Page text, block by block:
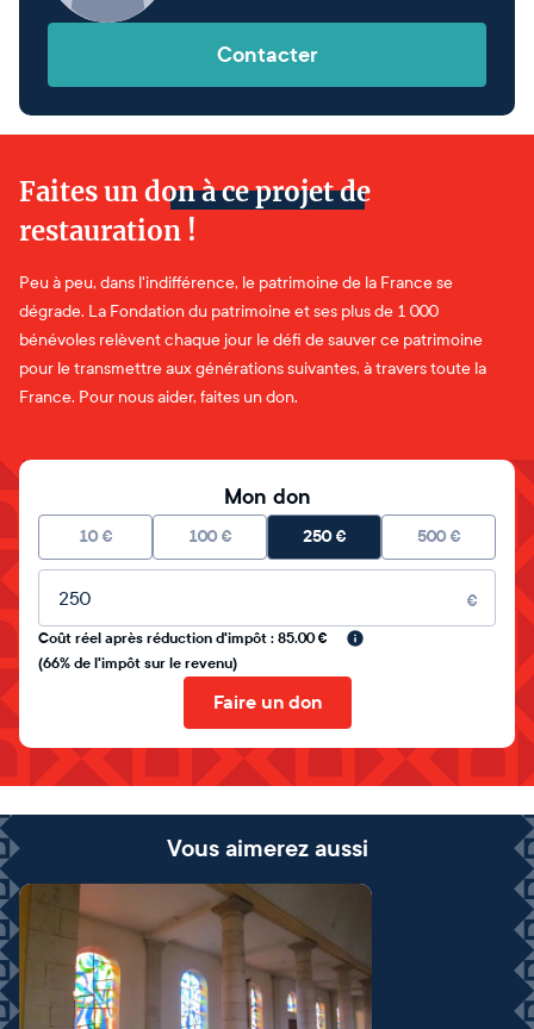
Contacter
Faites un don à ce projet de
restauration !
Peu à peu, dans l'indifférence, le patrimoine de la France se
dégrade. La Fondation du patrimoine et ses plus de 1 000
bénévoles relèvent chaque jour le défi de sauver ce patrimoine
pour le transmettre aux générations suivantes, à travers toute la
France. Pour nous aider, faites un don.
Mon don
10 € 100 € 250€ 500 €
Montant libre
€
Coût réel après réduction d'impôt : 85.00 €
(66% de l'impôt sur le revenu)
Faire un don
Vous aimerez aussi